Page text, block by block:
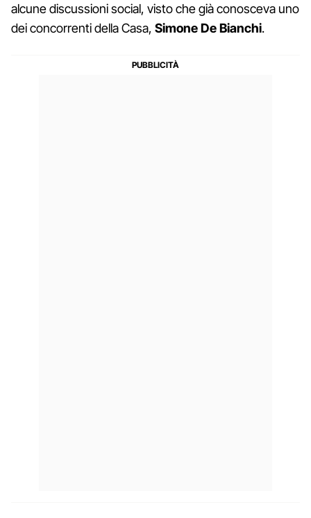
alcune discussioni social, visto che già conosceva uno
dei concorrenti della Casa, Simone De Bianchi.